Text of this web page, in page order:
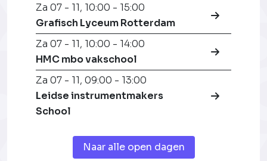
Za 07 - 11, 10:00 - 15:00
Grafisch Lyceum Rotterdam
Za 07 - 11, 10:00 - 14:00
HMC mbo vakschool
Za 07 - 11, 09:00 - 13:00
Leidse instrumentmakers
School
Naar alle open dagen